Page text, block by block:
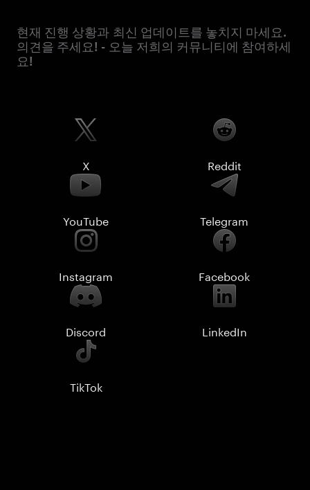
현재 진행 상황과 최신 업데이트를 놓치지 마세요.
의견을 주세요! - 오늘 저희의 커뮤니티에 참여하세
요!
X Reddit
YouTube Telegram
Instagram Facebook
Discord LinkedIn
TikTok